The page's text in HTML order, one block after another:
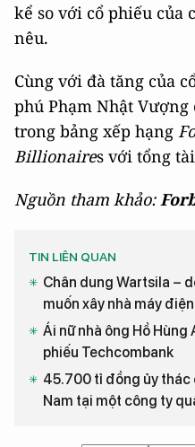
kể so với cổ phiếu của
nêu.
Cùng với đà tăng của
phú Phạm Nhật
trong bảng xếp hạng
Billionaires với tổng
Nguồn tham khảo:
TIN LIÊN QUAN
Chân dung Wartsila –
muốn xây nhà máy
Ái nữ nhà ông Hồ
phiếu Techcombank
45.700 tỉ đồng ủy thác
Nam tại một công ty